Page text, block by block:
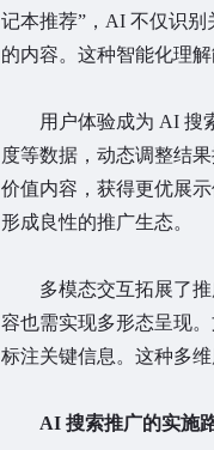
记本推荐”，AI 不仅识
的内容。这种智能化理
用户体验成为 AI 搜
度等数据，动态调整结
价值内容，获得更优展
形成良性的推广生态。
多模态交互拓展了
容也需实现多形态呈现
标注关键信息。这种多
AI 搜索推广的实施